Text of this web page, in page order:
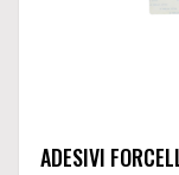
ADESIVI